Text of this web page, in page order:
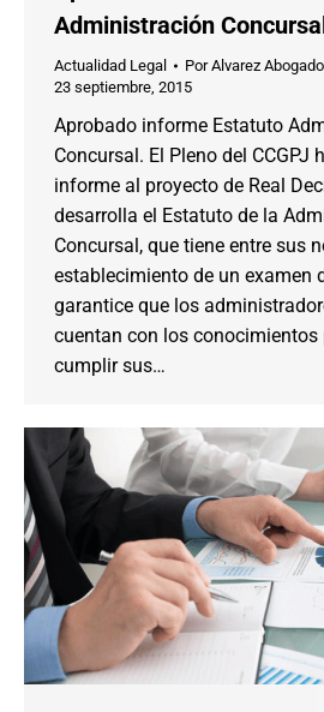
Administración
Actualidad Legal PorAlvarez
23 septiembre, 2015
Aprobado informe Estatuto
Concursal. El Pleno del CCGPJ
informe al proyecto de Real
desarrolla el Estatuto de la
Concursal, que tiene entre sus
establecimiento de un examen
garantice que los
cuentan con los conocimientos
cumplir sus…